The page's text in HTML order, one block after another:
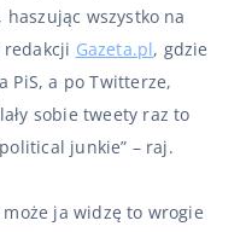
wszystko na
redakcji Gazeta.pl, gdzie
PiS, a po Twitterze,
sobie tweety raz to
junkie” – raj.
ja widzę to wrogie